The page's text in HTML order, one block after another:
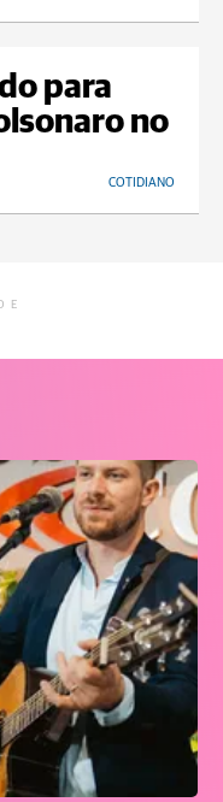
para
no
COTIDIANO